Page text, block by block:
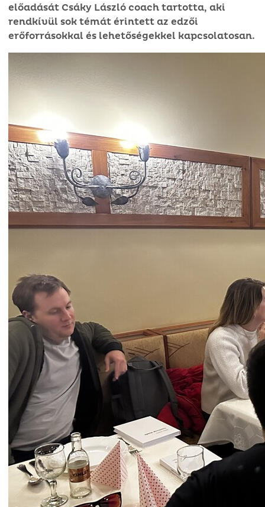
előadását Csáky László coach tartotta, aki
rendkívül sok témát érintett az edzői
erőforrásokkal és lehetőségekkel kapcsolatosan.